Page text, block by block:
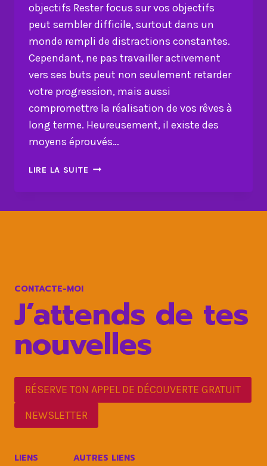
objectifs Rester focus sur vos objectifs
peut sembler difficile, surtout dans un
monde rempli de distractions constantes.
Cependant, ne pas travailler activement
vers ses buts peut non seulement retarder
votre progression, mais aussi
compromettre la réalisation de vos rêves à
long terme. Heureusement, il existe des
moyens éprouvés…
LIRE LA SUITE 7
CONTACTE-MOI
J’attends de tes
nouvelles
RÉSERVE TON APPEL DE DÉCOUVERTE GRATUIT
NEWSLETTER
LIENS AUTRES LIENS